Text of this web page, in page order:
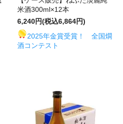
米酒300ml×12本
6,240円(税込6,864円)
2025年金賞受賞！ 全国燗
酒コンテスト